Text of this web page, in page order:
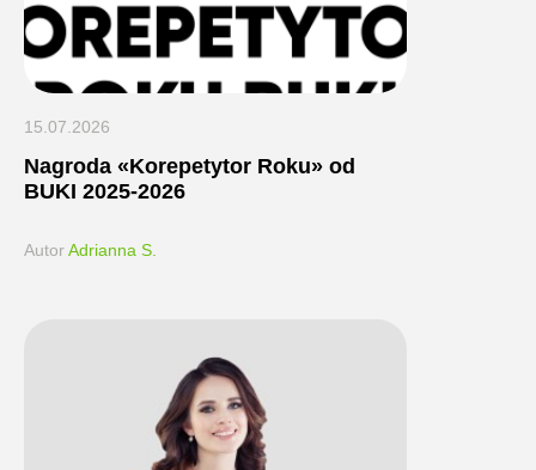
15.07.2026
Nagroda «Korepetytor Roku» od
BUKI 2025-2026
AutorAdrianna S.